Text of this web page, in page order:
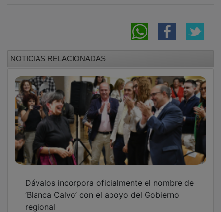
NOTICIAS RELACIONADAS
Dávalos incorpora oficialmente el nombre de
‘Blanca Calvo’ con el apoyo del Gobierno
regional